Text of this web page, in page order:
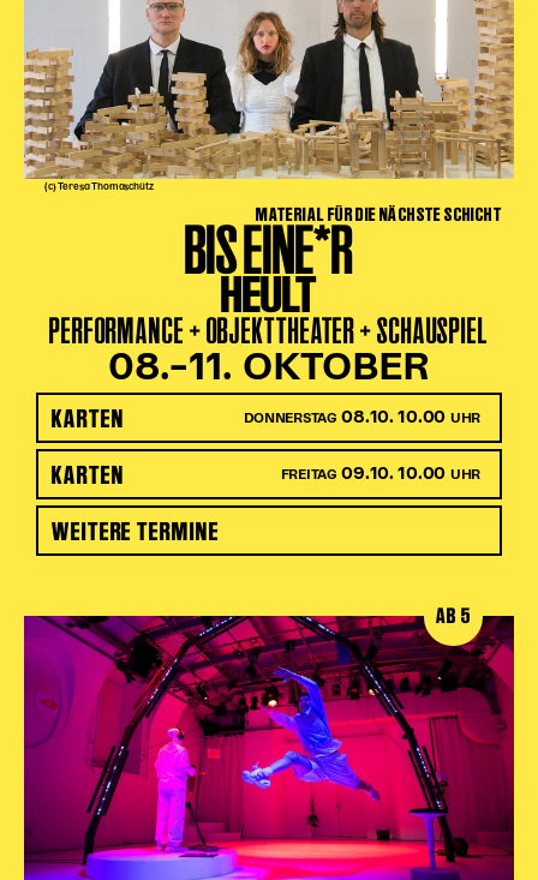
(c) Teresa Thomaschütz
MATERIAL FÜR DIE NÄCHSTE SCHICHT
BIS EINE*R
HEULT
PERFORMANCE + OBJEKTTHEATER + SCHAUSPIEL
08.–11. OKTOBER
KARTEN DONNERSTAG 08.10. 10.00 UHR
KARTEN FREITAG 09.10. 10.00 UHR
WEITERE TERMINE
AB 5